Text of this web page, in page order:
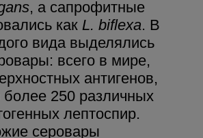
, а сапрофитные
как L. biflexa. В
вида выделялись
всего в мире,
антигенов,
250 различных
лептоспир.
серовары